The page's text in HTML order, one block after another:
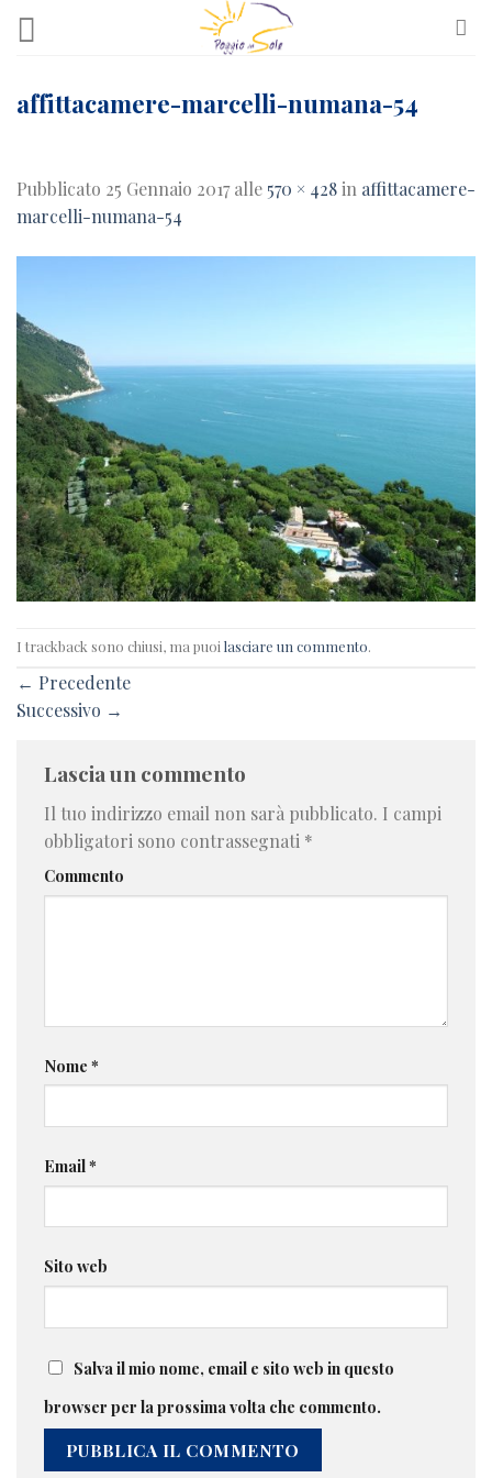
Skip
affittacamere-marcelli-numana-54
Pubblicato 25 Gennaio 2017alle 570 × 428in affittacamere-
marcelli-numana-54
I trackback sono chiusi, ma puoi lasciare un commento.
← Precedente
Successivo →
Lascia un commento
Il tuo indirizzo email non sarà pubblicato. I campi
obbligatori sono contrassegnati *
Commento
Nome *
Email*
Sito web
Salva il mio nome, email e sito web in questo
browser per la prossima volta che commento.